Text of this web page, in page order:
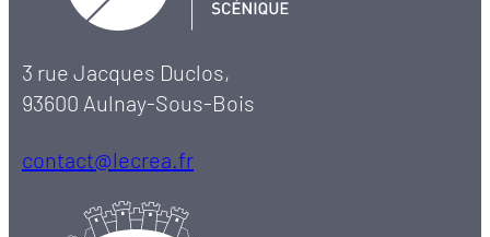
3 rue Jacques Duclos,
93600 Aulnay-Sous-Bois
contact@lecrea.fr